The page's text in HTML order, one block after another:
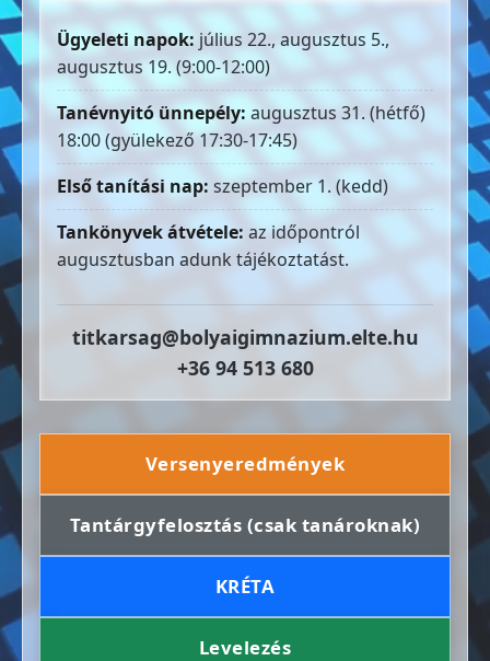
Ügyeleti napok: július 22., augusztus 5.,
augusztus 19. (9:00-12:00)
Tanévnyitó ünnepély: augusztus 31. (hétfő)
18:00 (gyülekező 17:30-17:45)
Első tanítási nap: szeptember 1. (kedd)
Tankönyvek átvétele: az időpontról
augusztusban adunk tájékoztatást.
titkarsag@bolyaigimnazium.elte.hu
+36 94 513 680
Versenyeredmények
Tantárgyfelosztás (csak tanároknak)
KRÉTA
Levelezés